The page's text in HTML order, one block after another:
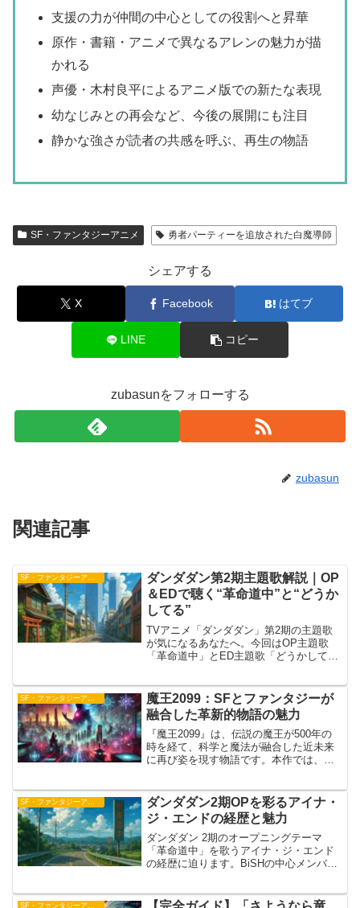
支援の力が仲間の中心としての役割へと昇華
原作・書籍・アニメで異なるアレンの魅力が描
かれる
声優・木村良平によるアニメ版での新たな表現
幼なじみとの再会など、今後の展開にも注目
静かな強さが読者の共感を呼ぶ、再生の物語
SF・ファンタジーアニメ 勇者パーティーを追放された白魔導師
シェアする
X Facebook はてブ
LINE コピー
zubasunをフォローする
zubasun
関連記事
SF・ファンタジーアニメ
ダンダダン第2期主題歌解説｜OP
＆EDで聴く“革命道中”と“どうか
してる”
TVアニメ「ダンダダン」第2期の主題歌
が気になるあなたへ。今回はOP主題歌
「革命道中」とED主題歌「どうかして
るのはアイナ・ジ・エンドさん。彼女が
本作のために書き下ろ...
魔王2099：SFとファンタジーが
融合した革新的物語の魅力
『魔王2099』は、伝説の魔王が500年の
時を経て、科学と魔法が融合した近未来
に再び姿を現す物語です。本作では、サ
来科学が交錯する世界が広がります。異
なる価値観や文化が...
ダンダダン2期OPを彩るアイナ・
ジ・エンドの経歴と魅力
ダンダダン 2期のオープニングテーマ
「革命道中」を歌うアイナ・ジ・エンド
の経歴に迫ります。BiSHの中心メンバー
この曲で“狂気的な魅力”を放つのか。ダン
SF・ファンタジーアニメ